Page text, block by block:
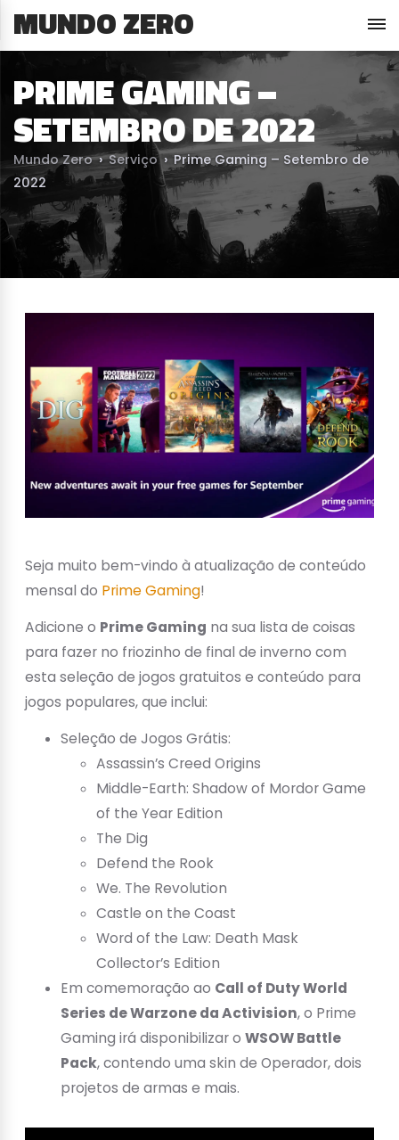
MUNDO ZERO
PRIME GAMING –
SETEMBRO DE 2022
Mundo Zero › Serviço › Prime Gaming – Setembro de
2022
Seja muito bem-vindo à atualização de conteúdo
mensal do Prime Gaming!
Adicione o Prime Gaming na sua lista de coisas
para fazer no friozinho de final de inverno com
esta seleção de jogos gratuitos e conteúdo para
jogos populares, que inclui:
Seleção de Jogos Grátis:
Assassin’s Creed Origins
Middle-Earth: Shadow of Mordor Game
of the Year Edition
The Dig
Defend the Rook
We. The Revolution
Castle on the Coast
Word of the Law: Death Mask
Collector’s Edition
Em comemoração ao Call of Duty World
Series de Warzone da Activision, o Prime
Gaming irá disponibilizar o WSOW Battle
Pack, contendo uma skin de Operador, dois
projetos de armas e mais.